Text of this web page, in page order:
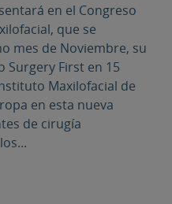
en el Congreso
que se
mes de Noviembre, su
Surgery First en 15
Maxilofacial de
en esta nueva
de cirugía